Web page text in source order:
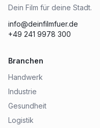
Dein Film für deine Stadt.
info@deinfilmfuer.de
+49 241 9978 300
Branchen
Handwerk
Industrie
Gesundheit
Logistik